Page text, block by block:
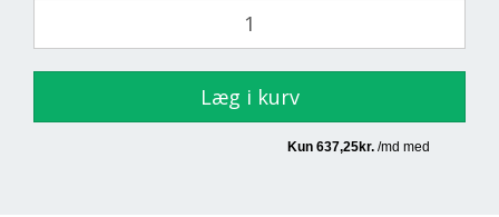
Læg i kurv